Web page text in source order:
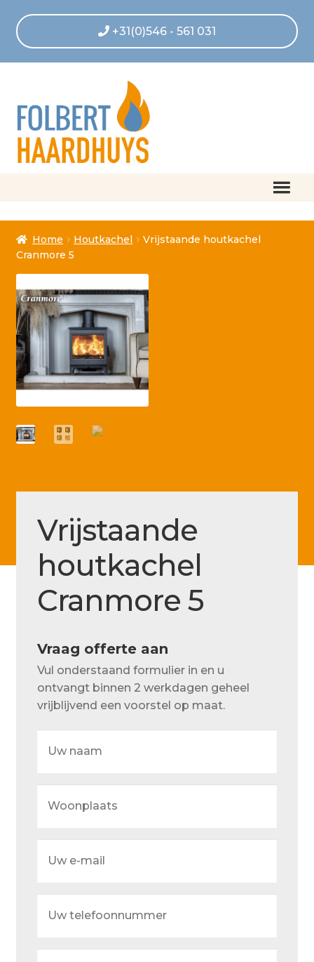
+31(0)546 - 561 031
Afrekenen
Algemene voorwaarden
Betaling geannuleerd
Betaling voltooid
Blog
Contact
FAQ
Klantenservice
Betaalmethode
Actueel
Ons team
Retouren – Geschillen – Garantie
Service en onderhoud
Verzending en bezorging
Winkelmand
Home Houtkachel
Vrijstaande houtkachel
Cranmore 5
Vrijstaande
houtkachel
Cranmore 5
Vraag offerte aan
Vul onderstaand formulier in en u
ontvangt binnen 2 werkdagen geheel
vrijblijvend een voorstel op maat.
naam
telefoonnummer